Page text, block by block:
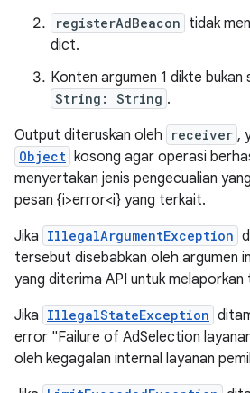
registerAdBeacon tidak
dict.
Konten argumen 1 dikte bukan
String: String .
Output diteruskan oleh
receiver ,
Object kosong agar operasi
menyertakan jenis pengecualian
pesan {i>error<i} yang terkait.
Jika IllegalArgumentException
tersebut disebabkan oleh argumen
yang diterima API untuk melaporkan
Jika IllegalStateException
error "Failure of AdSelection
oleh kegagalan internal layanan